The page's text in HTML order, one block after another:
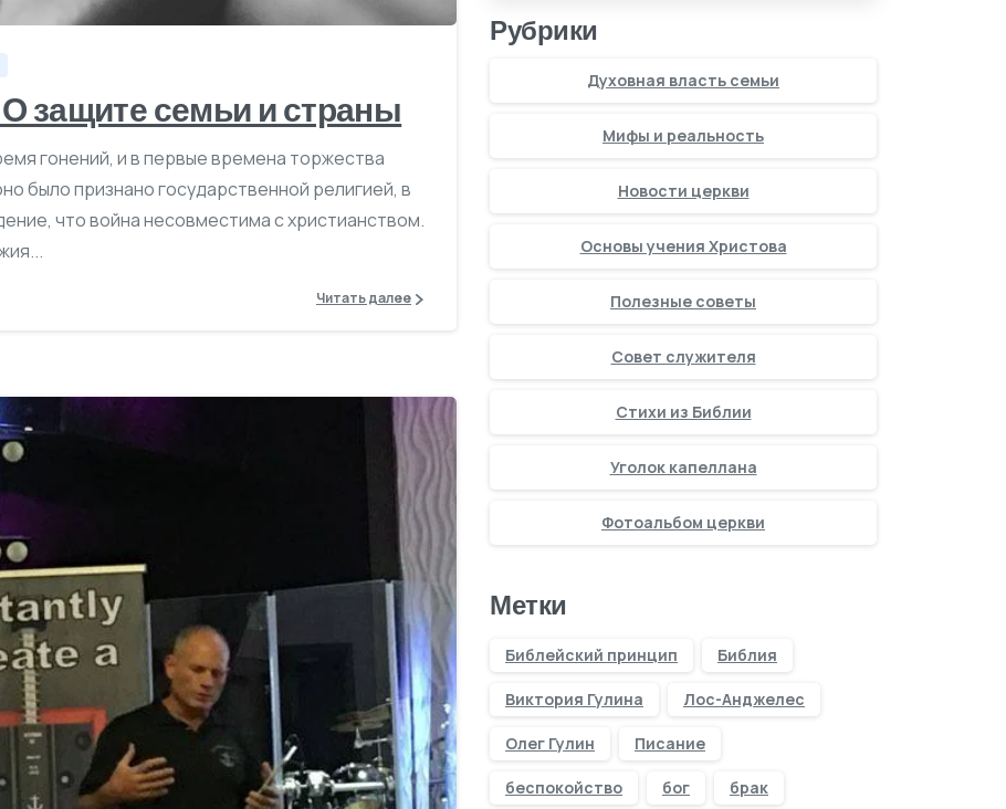
защите семьи и страны
гонений, и в первые времена торжества
было признано государственной религией, в
что война несовместима с христианством.
Читать далее
Рубрики
Духовная власть семьи
Мифы и реальность
Новости церкви
Основы учения Христова
Полезные советы
Совет служителя
Стихи из Библии
Уголок капеллана
Фотоальбом церкви
Метки
Библейский принцип Библия
Виктория Гулина Лос-Анджелес
Олег Гулин Писание
беспокойство бог брак